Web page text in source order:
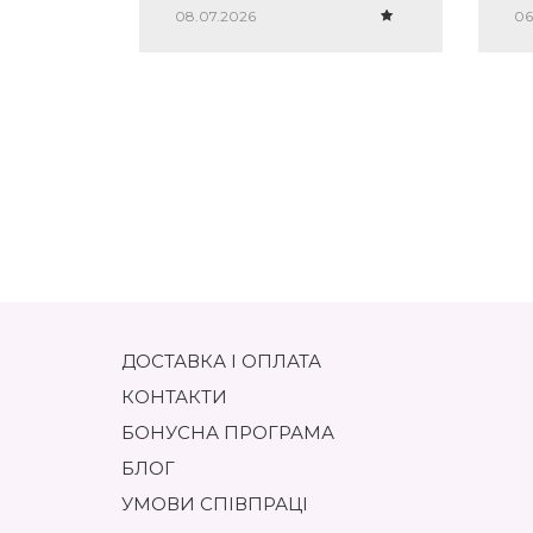
однозначно мій must-have!
08.07.2026
ДОСТАВКА І ОПЛАТА
КОНТАКТИ
БОНУСНА ПРОГРАМА
БЛОГ
УМОВИ СПІВПРАЦІ